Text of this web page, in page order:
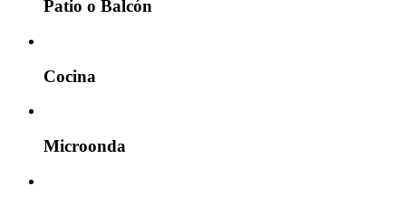
Patio o Balcón
Cocina
Microonda